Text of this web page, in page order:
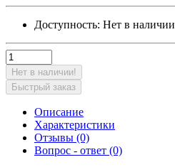
Доступность: Нет в наличии
Нет в наличии!
Быстрый заказ
Описание
Характеристики
Отзывы (0)
Вопрос - ответ (0)